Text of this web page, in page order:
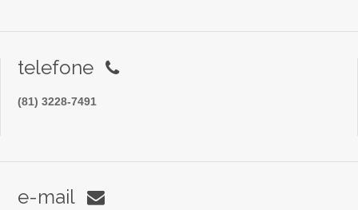
telefone
(81) 3228-7491
e-mail